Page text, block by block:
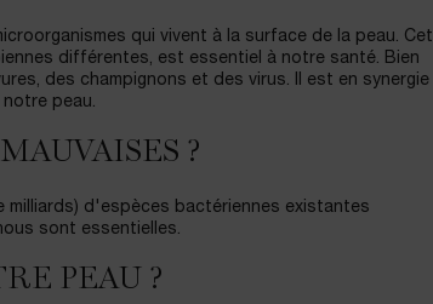
qui vivent à la surface de la peau. Cet
différentes, est essentiel à notre santé. Bien
des champignons et des virus. Il est en synergie
peau.
?
milliards) d'espèces bactériennes existantes
sont essentielles.
PEAU ?